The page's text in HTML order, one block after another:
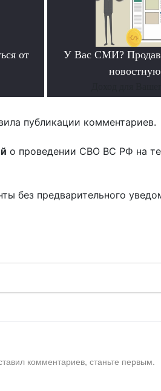
от
У Вас СМИ?
новостную
публикации комментариев.
о проведении СВО ВС РФ на
без предварительного
комментариев, станьте первым.